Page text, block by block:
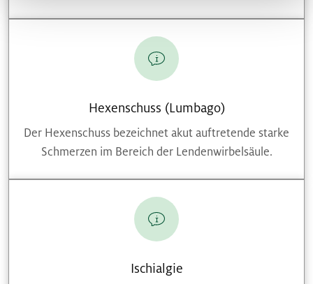
Hexenschuss (Lumbago)
Der Hexenschuss bezeichnet akut auftretende starke
Schmerzen im Bereich der Lendenwirbelsäule.
Ischialgie